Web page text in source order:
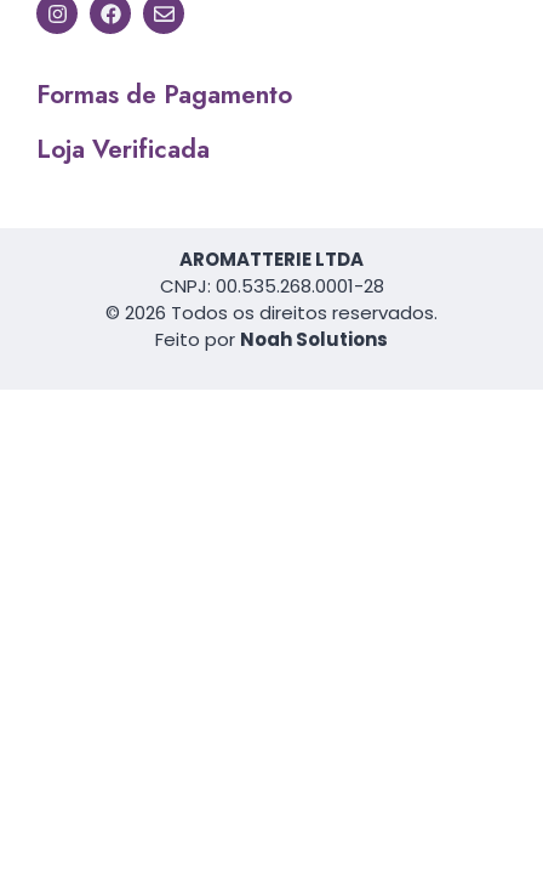
Formas de Pagamento
Loja Verificada
AROMATTERIE LTDA
CNPJ: 00.535.268.0001-28
© 2026 Todos os direitos reservados.
Feito por Noah Solutions